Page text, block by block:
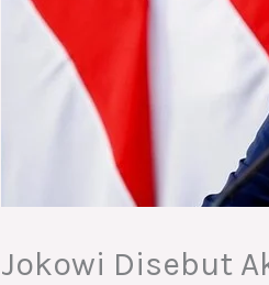
Jokowi Disebut